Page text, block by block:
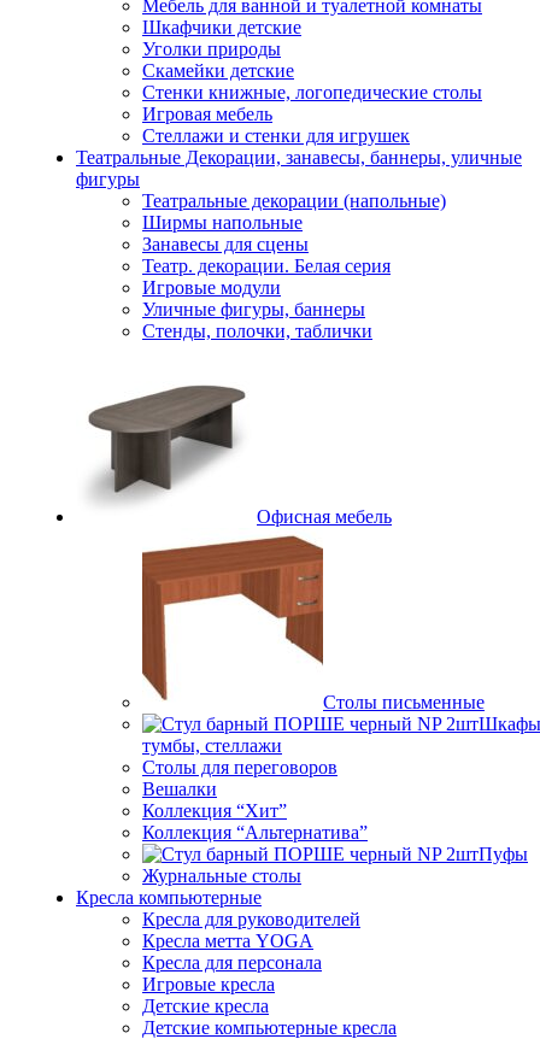
Мебель для ванной и туалетной комнаты
Шкафчики детские
Уголки природы
Скамейки детские
Стенки книжные, логопедические столы
Игровая мебель
Стеллажи и стенки для игрушек
Театральные Декорации, занавесы, баннеры, уличные
фигуры
Театральные декорации (напольные)
Ширмы напольные
Занавесы для сцены
Театр. декорации. Белая серия
Игровые модули
Уличные фигуры, баннеры
Стенды, полочки, таблички
Офисная мебель
Столы письменные
тумбы, стеллажи
Столы для переговоров
Вешалки
Коллекция “Хит”
Коллекция “Альтернатива”
Пуфы
Журнальные столы
Кресла компьютерные
Кресла для руководителей
Кресла метта YOGA
Кресла для персонала
Игровые кресла
Детские кресла
Детские компьютерные кресла